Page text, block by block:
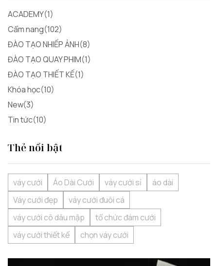
ACADEMY(1)
Cẩm nang(102)
ĐÀO TẠO NHIẾP ẢNH(8)
ĐÀO TẠO QUAY PHIM(1)
ĐÀO TẠO THIẾT KẾ(1)
Khóa học(10)
New(3)
Tin tức(10)
Thẻ nổi bật
váy cưới Áo Dài Cưới váy cưới sỉ
áo dài
Váy cưới đẹp
váy cưới đuôi cá
váy cưới cô dâu mập
tổ chức đám cưới
váy cưới thiết kế
chọn váy cưới